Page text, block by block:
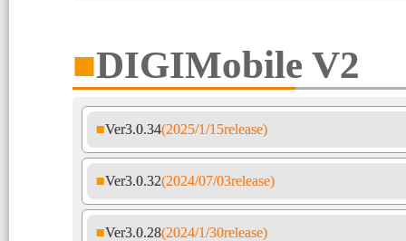
■DIGIMobile V2
■Ver3.0.34(2025/1/15release)
■Ver3.0.32(2024/07/03release)
■Ver3.0.28(2024/1/30release)